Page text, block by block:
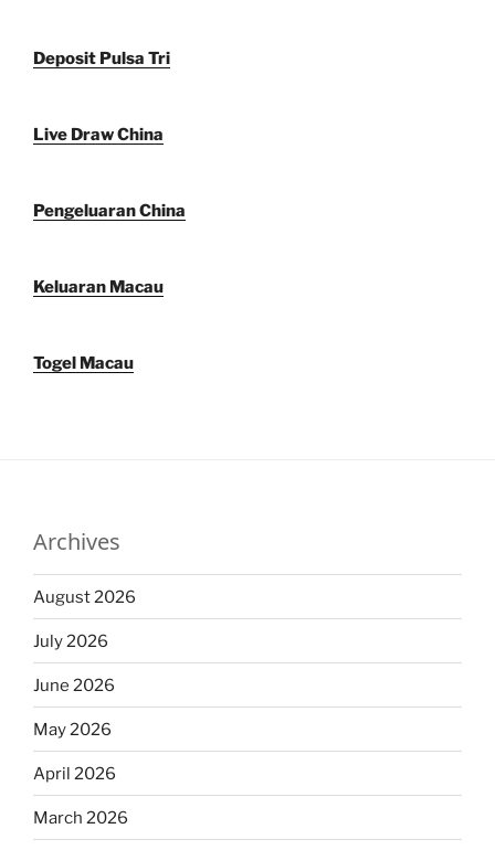
Deposit Pulsa Tri
Live Draw China
Pengeluaran China
Keluaran Macau
Togel Macau
Archives
August 2026
July 2026
June 2026
May 2026
April 2026
March 2026